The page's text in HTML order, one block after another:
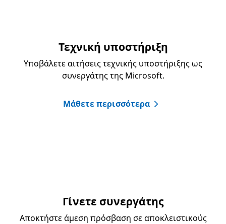
Τεχνική υποστήριξη
Υποβάλετε αιτήσεις τεχνικής υποστήριξης ως
συνεργάτης της Microsoft.
Μάθετε περισσότερα
Γίνετε συνεργάτης
Αποκτήστε άμεση πρόσβαση σε αποκλειστικούς